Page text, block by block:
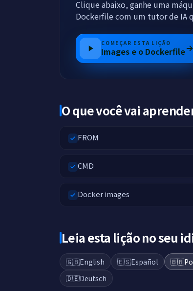
Clique abaixo, ganhe uma
Dockerfile com um tutor de IA
COMEÇAR ESTA LIÇÃO
Images e o Dockerfile
O que você vai
FROM
CMD
Docker images
Leia esta lição no seu
🇬🇧English 🇪🇸Español 🇧🇷
🇩🇪Deutsch